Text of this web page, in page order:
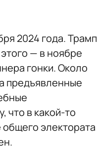
2024 года. Трамп
— в ноябре
гонки. Около
предъявленные
что в какой-то
электората